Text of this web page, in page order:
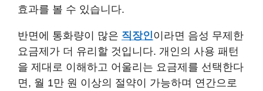
효과를 볼 수 있습니다.
반면에 통화량이 많은 직장인이라면 음성 무제한
요금제가 더 유리할 것입니다. 개인의 사용 패턴
을 제대로 이해하고 어울리는 요금제를 선택한다
면, 월 1만 원 이상의 절약이 가능하며 연간으로